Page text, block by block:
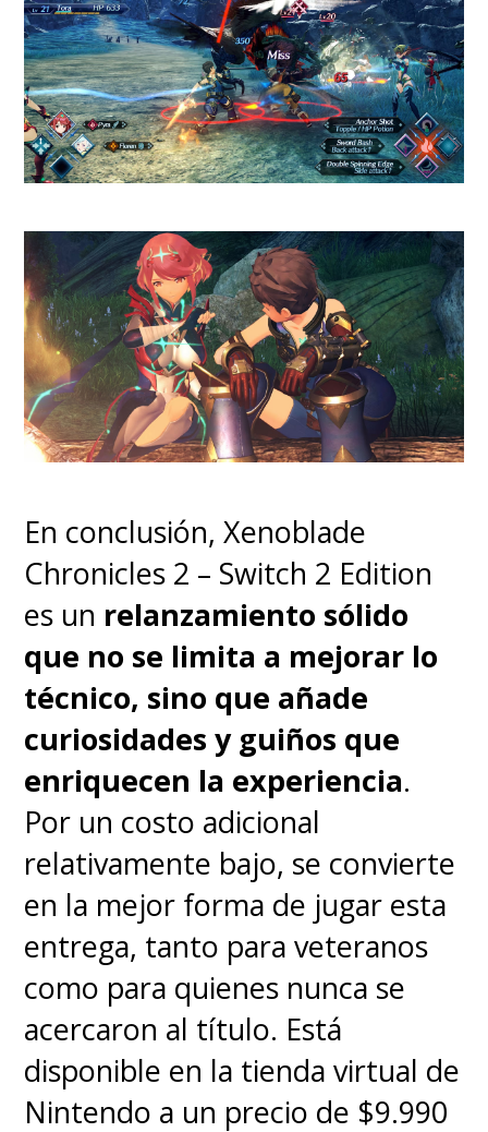
En conclusión, Xenoblade
Chronicles 2 – Switch 2 Edition
es un relanzamiento sólido
que no se limita a mejorar lo
técnico, sino que añade
curiosidades y guiños que
enriquecen la experiencia.
Por un costo adicional
relativamente bajo, se convierte
en la mejor forma de jugar esta
entrega, tanto para veteranos
como para quienes nunca se
acercaron al título. Está
disponible en la tienda virtual de
Nintendo a un precio de $9.990